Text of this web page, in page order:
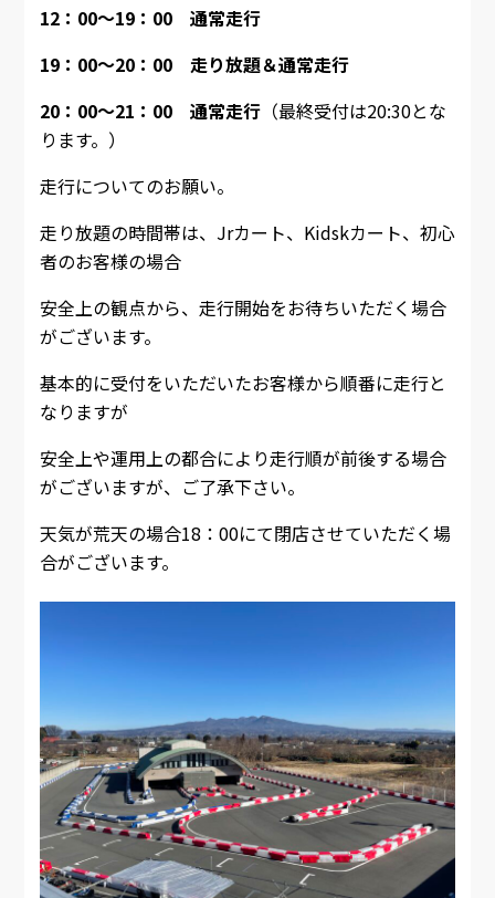
12：00～19：00 通常走行
19：00～20：00 走り放題＆通常走行
20：00～21：00 通常走行（最終受付は20:30とな
ります。）
走行についてのお願い。
走り放題の時間帯は、Jrカート、Kidskカート、初心
者のお客様の場合
安全上の観点から、走行開始をお待ちいただく場合
がございます。
基本的に受付をいただいたお客様から順番に走行と
なりますが
安全上や運用上の都合により走行順が前後する場合
がございますが、ご了承下さい。
天気が荒天の場合18：00にて閉店させていただく場
合がございます。